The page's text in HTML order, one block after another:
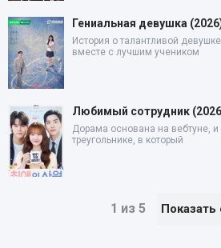
Гениальная девушка
История о талантливой
вместе с лучшим учеником
Любимый сотрудник
Дорама основана на вебтуне,
треугольнике, в который
1 из 5